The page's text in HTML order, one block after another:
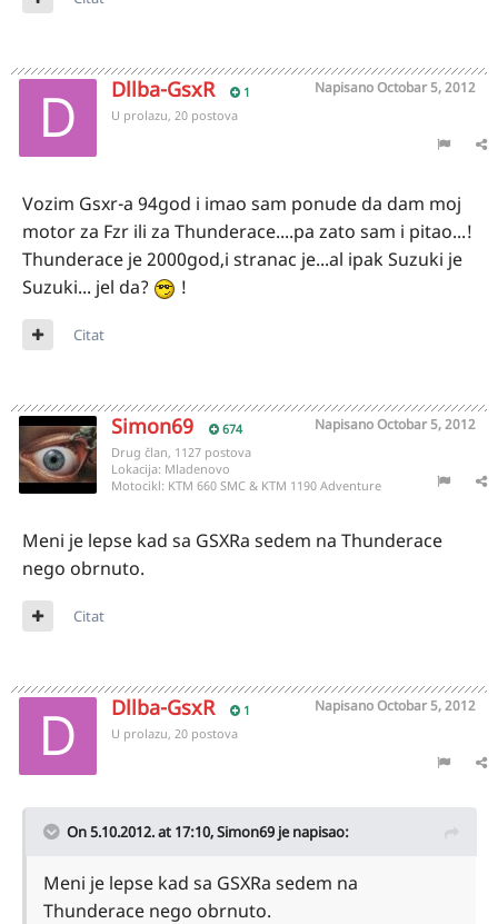
Dllba-GsxR 1 NapisanoOctobar 5, 2012
U prolazu, 20 postova
Vozim Gsxr-a 94god i imao sam ponude da dam moj
motor za Fzr ili za Thunderace....pa zato sam i pitao...!
Thunderace je 2000god,i stranac je...al ipak Suzuki je
Suzuki... jel da?
!
Citat
Simon69 674 NapisanoOctobar 5, 2012
Drug član, 1127 postova
Lokacija: Mladenovo
Motocikl: KTM 660 SMC & KTM 1190 Adventure
Meni je lepse kad sa GSXRa sedem na Thunderace
nego obrnuto.
Citat
Dllba-GsxR 1 NapisanoOctobar 5, 2012
U prolazu, 20 postova
On 5.10.2012. at 17:10, Simon69 je napisao:
Meni je lepse kad sa GSXRa sedem na
Thunderace nego obrnuto.